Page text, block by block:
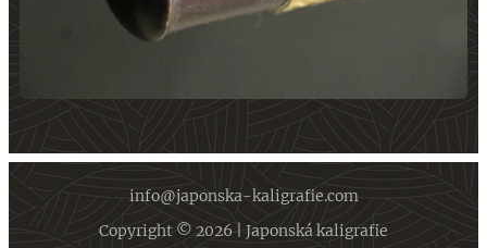
info@japonska-kaligrafie.com
Copyright © 2026 | Japonská kaligrafie